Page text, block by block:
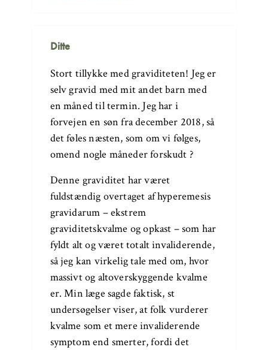
Ditte
Stort tillykke med graviditeten! Jeg er
selv gravid med mit andet barn med
en måned til termin. Jeg har i
forvejen en søn fra december 2018, så
det føles næsten, som om vi følges,
omend nogle måneder forskudt ?
Denne graviditet har været
fuldstændig overtaget af hyperemesis
gravidarum – ekstrem
graviditetskvalme og opkast – som har
fyldt alt og været totalt invaliderende,
så jeg kan virkelig tale med om, hvor
massivt og altoverskyggende kvalme
er. Min læge sagde faktisk, st
undersøgelser viser, at folk vurderer
kvalme som et mere invaliderende
symptom end smerter, fordi det